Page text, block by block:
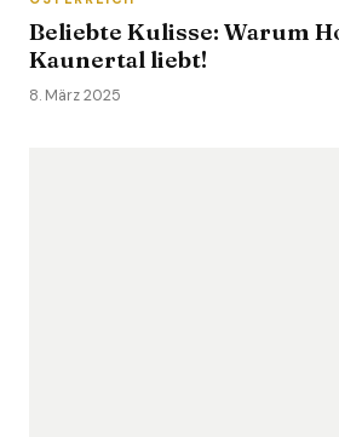
Beliebte Kulisse: Warum
Kaunertal liebt!
8. März 2025